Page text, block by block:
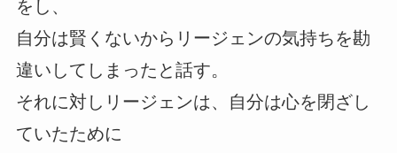
をし、
自分は賢くないからリージェンの気持ちを勘
違いしてしまったと話す。
それに対しリージェンは、自分は心を閉ざし
ていたために